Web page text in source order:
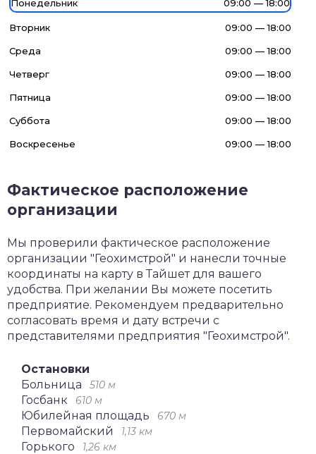
Понедельник 09:00 — 18:00
Вторник 09:00 — 18:00
Среда 09:00 — 18:00
Четверг 09:00 — 18:00
Пятница 09:00 — 18:00
Суббота 09:00 — 18:00
Воскресенье 09:00 — 18:00
Фактическое расположение
организации
Мы проверили фактическое расположение
организации "Геохимстрой" и нанесли точные
координаты на карту в Тайшет для вашего
удобства. При желании Вы можете посетить
предприятие. Рекомендуем предварительно
согласовать время и дату встречи с
представителями предприятия "Геохимстрой".
Остановки
Больница
510 м
Госбанк 610 м
Юбилейная площадь 670 м
Первомайский 1,13 км
Горького 1,26 км